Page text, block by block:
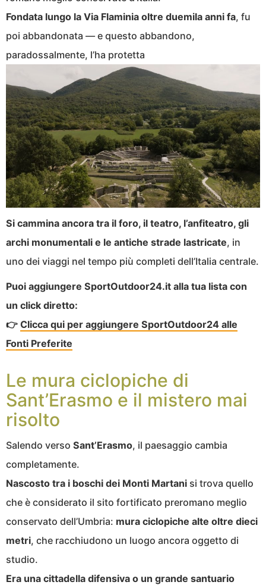
Fondata lungo la Via Flaminia oltre duemila anni fa, fu
poi abbandonata — e questo abbandono,
paradossalmente, l’ha protetta
Si cammina ancora tra il foro, il teatro, l’anfiteatro, gli
archi monumentali e le antiche strade lastricate, in
uno dei viaggi nel tempo più completi dell’Italia centrale.
Puoi aggiungere SportOutdoor24.it alla tua lista con
un click diretto:
👉 Clicca qui per aggiungere SportOutdoor24 alle
Fonti Preferite
Le mura ciclopiche di
Sant’Erasmo e il mistero mai
risolto
Salendo verso Sant’Erasmo, il paesaggio cambia
completamente.
Nascosto tra i boschi dei Monti Martani si trova quello
che è considerato il sito fortificato preromano meglio
conservato dell’Umbria: mura ciclopiche alte oltre dieci
metri, che racchiudono un luogo ancora oggetto di
studio.
Era una cittadella difensiva o un grande santuario